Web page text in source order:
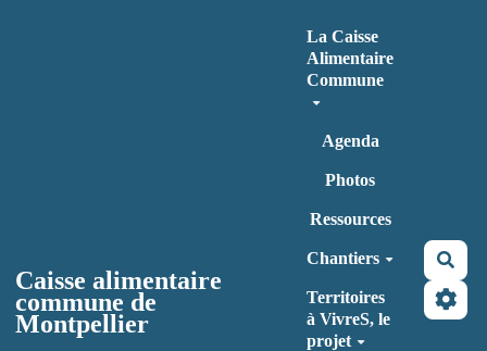
Caisse alimentaire
commune de
Montpellier
La Caisse
Alimentaire
Commune
Agenda
Photos
Ressources
Chantiers
Territoires
à VivreS, le
projet